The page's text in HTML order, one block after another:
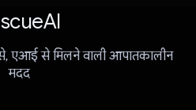
एआई से मिलने वाली आपातकालीन
मदद